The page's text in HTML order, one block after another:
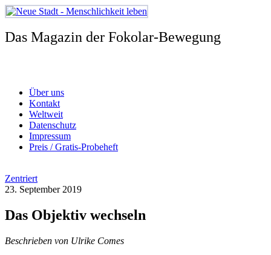
Zum
Inhalt
springen
Das Magazin der Fokolar-Bewegung
Über uns
Kontakt
Weltweit
Datenschutz
Impressum
Preis / Gratis-Probeheft
Zentriert
23. September 2019
Das Objektiv wechseln
Beschrieben von Ulrike Comes